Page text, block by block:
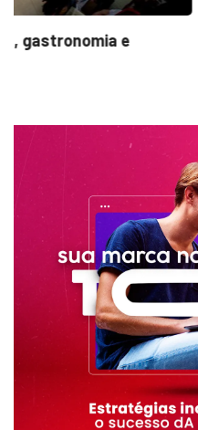
um...
7 de agosto de 2026